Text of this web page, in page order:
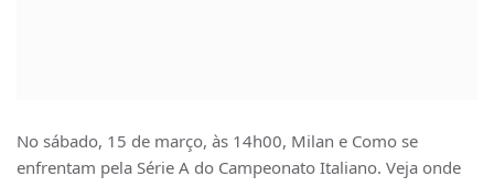
No sábado, 15 de março, às 14h00, Milan e Como se
enfrentam pela Série A do Campeonato Italiano. Veja onde